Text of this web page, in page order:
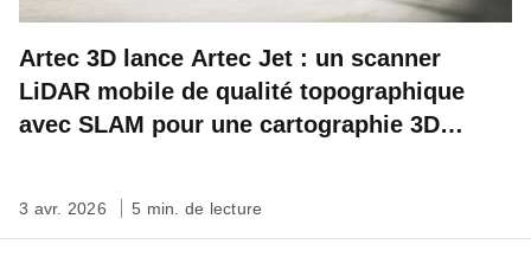
Artec 3D lance Artec Jet : un scanner
LiDAR mobile de qualité topographique
avec SLAM pour une cartographie 3D
3 avr. 2026 5 min. de lecture